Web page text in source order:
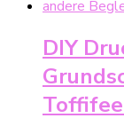
DIY